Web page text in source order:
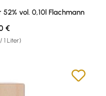
von 5 von 5 Sternen
vol. 0,10l Flachmann
1 Liter)
Preis:
€